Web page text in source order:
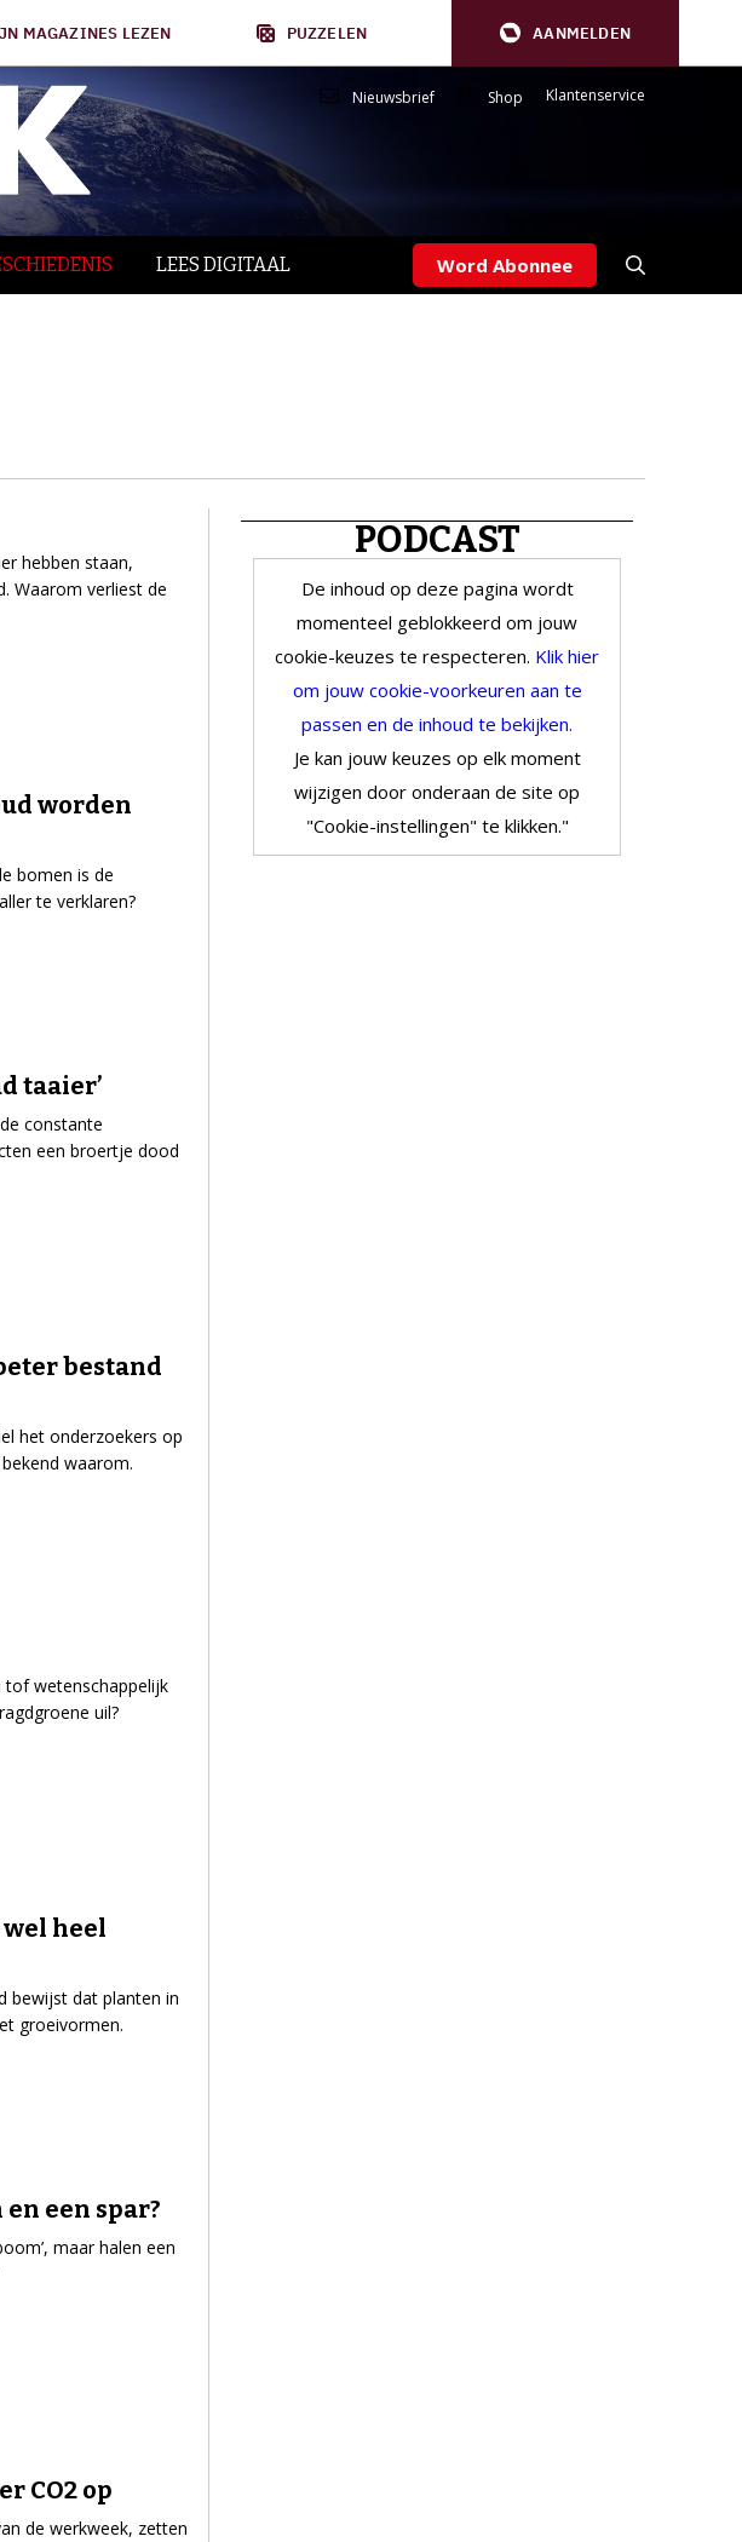
MAGAZINES LEZEN PUZZELEN AANMELDEN
Nieuwsbrief Shop Klantenservice
LEES DIGITAAL Word Abonnee
hebben staan,
Waarom verliest de
worden
bomen is de
te verklaren?
taaier’
constante
een broertje dood
bestand
het onderzoekers op
waarom.
tof wetenschappelijk
uil?
heel
bewijst dat planten in
groeivormen.
een spar?
maar halen een
CO2 op
de werkweek, zetten
PODCAST
De inhoud op deze pagina wordt
momenteel geblokkeerd om jouw
cookie-keuzes te respecteren. Klik hier
om jouw cookie-voorkeuren aan te
passen en de inhoud te bekijken.
Je kan jouw keuzes op elk moment
wijzigen door onderaan de site op
"Cookie-instellingen" te klikken."